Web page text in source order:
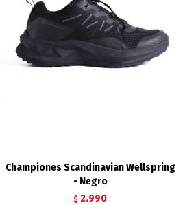
Championes Scandinavian Wellspring
- Negro
$ 2.990